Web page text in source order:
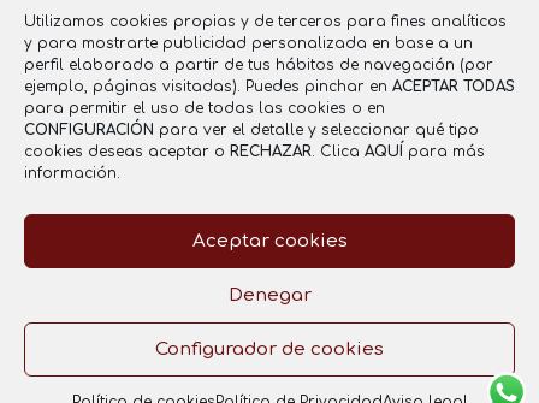
Utilizamos cookies propias y de terceros para fines analíticos
y para mostrarte publicidad personalizada en base a un
perfil elaborado a partir de tus hábitos de navegación (por
ejemplo, páginas visitadas). Puedes pinchar en ACEPTAR TODAS
para permitir el uso de todas las cookies o en
CONFIGURACIÓN para ver el detalle y seleccionar qué tipo
cookies deseas aceptar o RECHAZAR. Clica AQUÍ para más
información.
Aceptar cookies
Denegar
Configurador de cookies
Registro Sanitario
RGSEAA: 26.021121/CR
Aviso legal
Política de Privacidad
Política de cookies